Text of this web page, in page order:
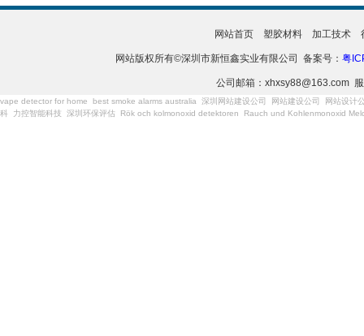
网站首页 塑胶材料 加工技术
网站版权所有©深圳市新恒鑫实业有限公司 备案号： 粤
公司邮箱：xhxsy88@163.com
vape detector for home best smoke alarms australia 深圳网站建设公司 网站建设公司
网站设计
科
力控智能科技 深圳环保评估 Rök och kolmonoxid detektoren Rauch und Kohlenmonoxid